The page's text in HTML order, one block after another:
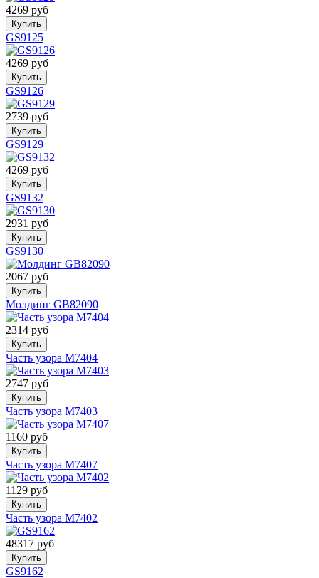
4269 руб
Купить
GS9125
4269 руб
Купить
GS9126
2739 руб
Купить
GS9129
4269 руб
Купить
GS9132
2931 руб
Купить
GS9130
2067 руб
Купить
Молдинг GB82090
2314 руб
Купить
Часть узора M7404
2747 руб
Купить
Часть узора M7403
1160 руб
Купить
Часть узора M7407
1129 руб
Купить
Часть узора M7402
48317 руб
Купить
GS9162